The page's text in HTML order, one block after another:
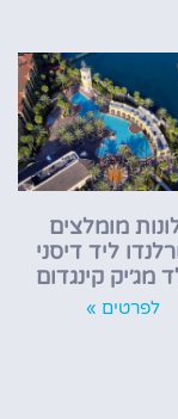
מומלצים
ליד דיסני
מג׳יק קינגדום
לפרטים »